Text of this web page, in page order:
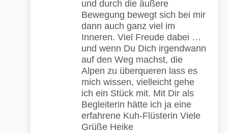
und durch die äußere
Bewegung bewegt sich bei mir
dann auch ganz viel im
Inneren. Viel Freude dabei …
und wenn Du Dich irgendwann
auf den Weg machst, die
Alpen zu überqueren lass es
mich wissen, vielleicht gehe
ich ein Stück mit. Mit Dir als
Begleiterin hätte ich ja eine
erfahrene Kuh-Flüsterin Viele
Grüße Heike